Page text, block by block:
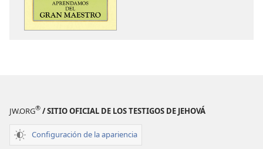
JW.ORG® / SITIO OFICIAL DE LOS TESTIGOS DE JEHOVÁ
Configuración de la apariencia